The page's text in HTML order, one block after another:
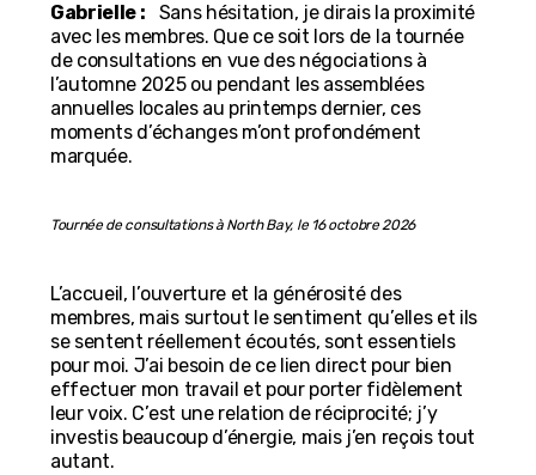
Gabrielle : Sans hésitation, je dirais la proximité
avec les membres. Que ce soit lors de la tournée
de consultations en vue des négociations à
l’automne 2025 ou pendant les assemblées
annuelles locales au printemps dernier, ces
moments d’échanges m’ont profondément
marquée.
Tournée de consultations à North Bay, le 16 octobre 2026
L’accueil, l’ouverture et la générosité des
membres, mais surtout le sentiment qu’elles et ils
se sentent réellement écoutés, sont essentiels
pour moi. J’ai besoin de ce lien direct pour bien
effectuer mon travail et pour porter fidèlement
leur voix. C’est une relation de réciprocité; j’y
investis beaucoup d’énergie, mais j’en reçois tout
autant.